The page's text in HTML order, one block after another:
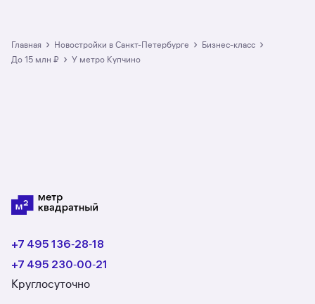
Главная › Новостройки в Санкт-Петербурге › бизнес-класс ›
до 15 млн ₽ › у метро Купчино
+7 495 136‑28‑18
+7 495 230‑00‑21
Круглосуточно